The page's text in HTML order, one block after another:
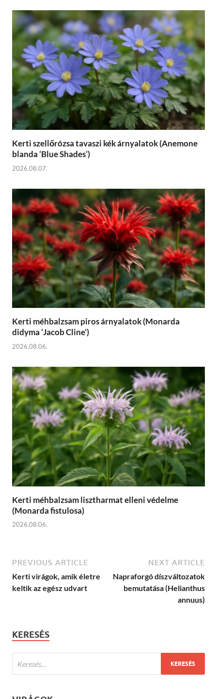
Kerti szellőrózsa tavaszi kék árnyalatok (Anemone
blanda ‘Blue Shades’)
2026.08.07.
Kerti méhbalzsam piros árnyalatok (Monarda
didyma ‘Jacob Cline’)
2026.08.06.
Kerti méhbalzsam lisztharmat elleni védelme
(Monarda fistulosa)
2026.08.06.
PREVIOUS ARTICLE
Kerti virágok, amik életre
keltik az egész udvart
NEXT ARTICLE
Napraforgó díszváltozatok
bemutatása (Helianthus
annuus)
KERESÉS